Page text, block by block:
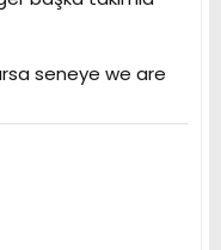
seneye we are